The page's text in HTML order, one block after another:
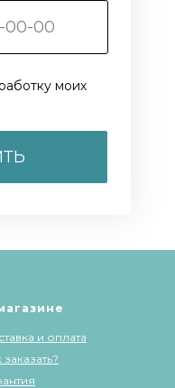
моих
и оплата
заказать?